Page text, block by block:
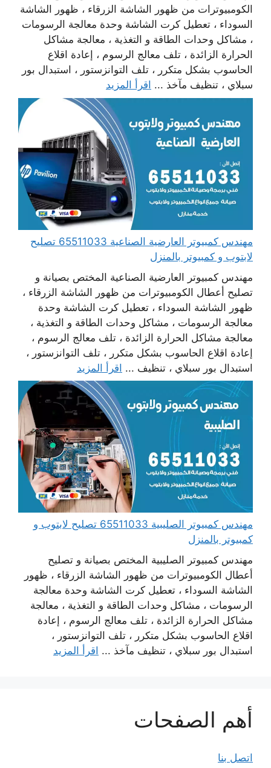
الكومبيوترات من ظهور الشاشة الزرقاء ، ظهور الشاشة
السوداء ، تعطيل كرت الشاشة وحدة معالجة الرسومات
، مشاكل وحدات الطاقة و التغذية ، معالجة مشاكل
الحرارة الزائدة ، تلف معالج الرسوم ، إعادة اقلاع
الحاسوب بشكل متكرر ، تلف التوانزستور ، استبدال بور
سبلاي ، تنظيف مآخذ ... اقرأ المزيد
مهندس كمبيوتر العارضية الصناعية 65511033 تصليح
لابتوب و كمبيوتر بالمنزل
مهندس كمبيوتر العارضية الصناعية المختص بصيانة و
تصليح أعطال الكومبيوترات من ظهور الشاشة الزرقاء ،
ظهور الشاشة السوداء ، تعطيل كرت الشاشة وحدة
معالجة الرسومات ، مشاكل وحدات الطاقة و التغذية ،
معالجة مشاكل الحرارة الزائدة ، تلف معالج الرسوم ،
إعادة اقلاع الحاسوب بشكل متكرر ، تلف التوانزستور ،
استبدال بور سبلاي ، تنظيف ... اقرأ المزيد
مهندس كمبيوتر الصليبية 65511033 تصليح لابتوب و
كمبيوتر بالمنزل
مهندس كمبيوتر الصليبية المختص بصيانة و تصليح
أعطال الكومبيوترات من ظهور الشاشة الزرقاء ، ظهور
الشاشة السوداء ، تعطيل كرت الشاشة وحدة معالجة
الرسومات ، مشاكل وحدات الطاقة و التغذية ، معالجة
مشاكل الحرارة الزائدة ، تلف معالج الرسوم ، إعادة
اقلاع الحاسوب بشكل متكرر ، تلف التوانزستور ،
استبدال بور سبلاي ، تنظيف مآخذ ... اقرأ المزيد
أهم الصفحات
اتصل بنا